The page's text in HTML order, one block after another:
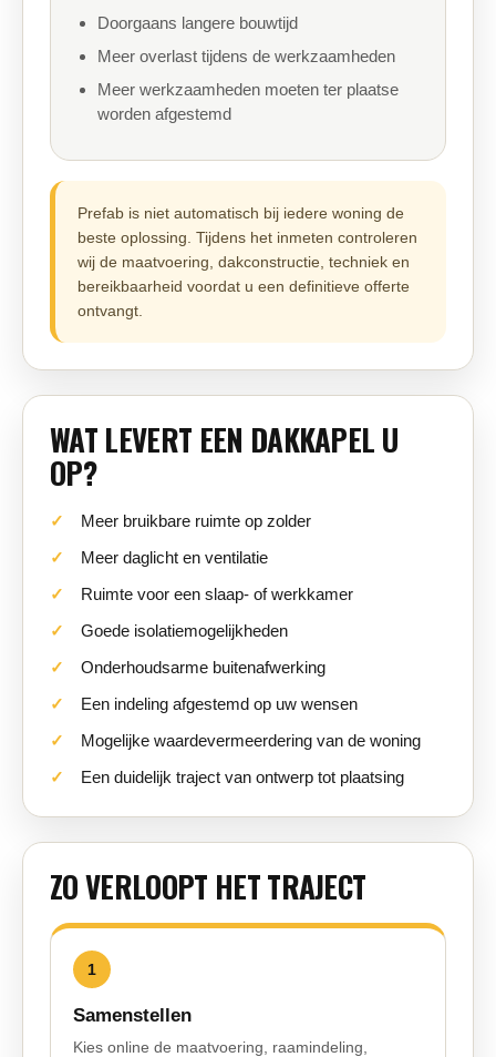
Doorgaans langere bouwtijd
Meer overlast tijdens de werkzaamheden
Meer werkzaamheden moeten ter plaatse
worden afgestemd
Prefab is niet automatisch bij iedere woning de
beste oplossing. Tijdens het inmeten controleren
wij de maatvoering, dakconstructie, techniek en
bereikbaarheid voordat u een definitieve offerte
ontvangt.
WAT LEVERT EEN DAKKAPEL U
OP?
Meer bruikbare ruimte op zolder
Meer daglicht en ventilatie
Ruimte voor een slaap- of werkkamer
Goede isolatiemogelijkheden
Onderhoudsarme buitenafwerking
Een indeling afgestemd op uw wensen
Mogelijke waardevermeerdering van de woning
Een duidelijk traject van ontwerp tot plaatsing
ZO VERLOOPT HET TRAJECT
1
Samenstellen
Kies online de maatvoering, raamindeling,